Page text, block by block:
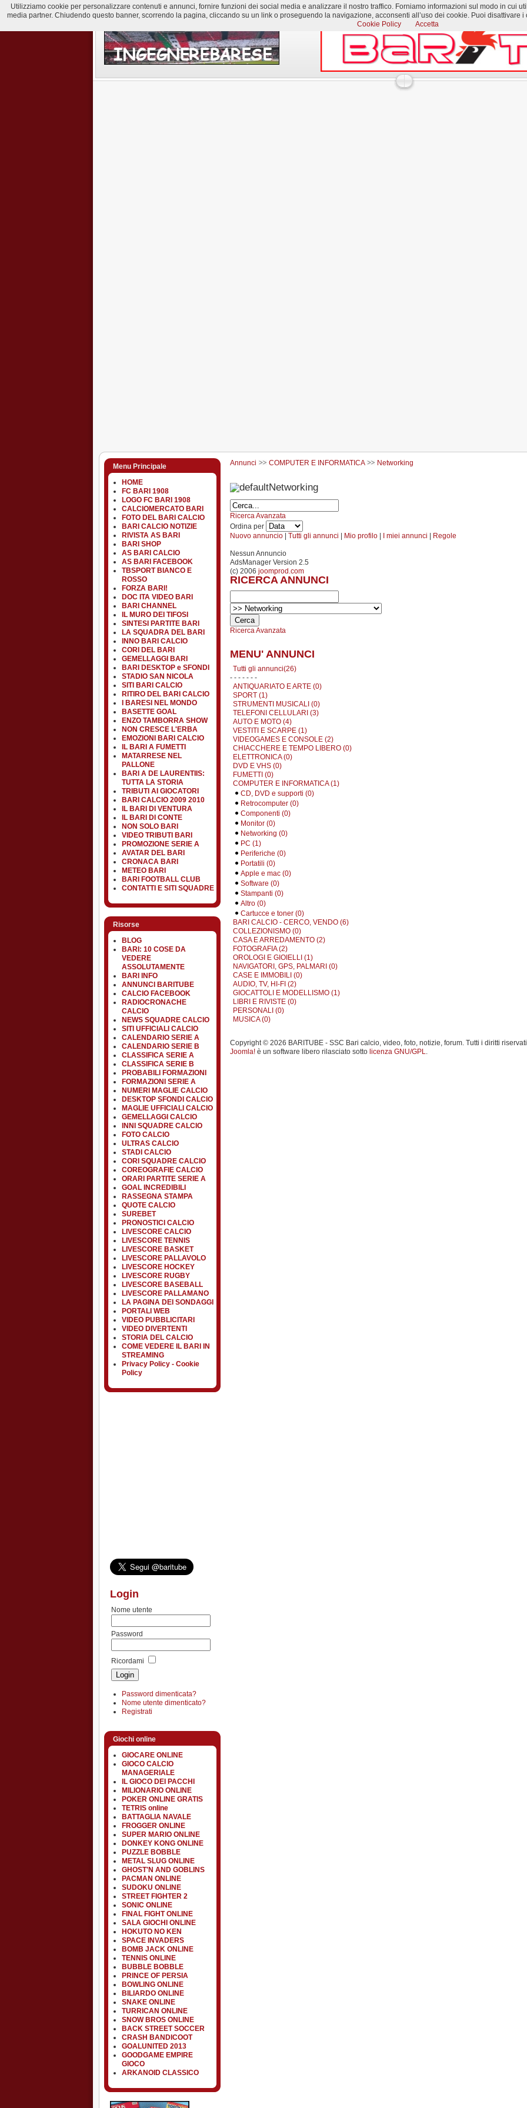
Menu Principale
HOME
FC BARI 1908
LOGO FC BARI 1908
CALCIOMERCATO BARI
FOTO DEL BARI CALCIO
BARI CALCIO NOTIZIE
RIVISTA AS BARI
BARI SHOP
AS BARI CALCIO
AS BARI FACEBOOK
TBSPORT BIANCO E
ROSSO
FORZA BARI!
DOC ITA VIDEO BARI
BARI CHANNEL
IL MURO DEI TIFOSI
SINTESI PARTITE BARI
LA SQUADRA DEL BARI
INNO BARI CALCIO
CORI DEL BARI
GEMELLAGGI BARI
BARI DESKTOP e SFONDI
STADIO SAN NICOLA
SITI BARI CALCIO
RITIRO DEL BARI CALCIO
I BARESI NEL MONDO
BASETTE GOAL
ENZO TAMBORRA SHOW
NON CRESCE L'ERBA
EMOZIONI BARI CALCIO
IL BARI A FUMETTI
MATARRESE NEL
PALLONE
BARI A DE LAURENTIIS:
TUTTA LA STORIA
TRIBUTI AI GIOCATORI
BARI CALCIO 2009 2010
IL BARI DI VENTURA
IL BARI DI CONTE
NON SOLO BARI
VIDEO TRIBUTI BARI
PROMOZIONE SERIE A
AVATAR DEL BARI
CRONACA BARI
METEO BARI
BARI FOOTBALL CLUB
CONTATTI E SITI SQUADRE
Risorse
BLOG
BARI: 10 COSE DA
VEDERE
ASSOLUTAMENTE
BARI INFO
ANNUNCI BARITUBE
CALCIO FACEBOOK
RADIOCRONACHE
CALCIO
NEWS SQUADRE CALCIO
SITI UFFICIALI CALCIO
CALENDARIO SERIE A
CALENDARIO SERIE B
CLASSIFICA SERIE A
CLASSIFICA SERIE B
PROBABILI FORMAZIONI
FORMAZIONI SERIE A
NUMERI MAGLIE CALCIO
DESKTOP SFONDI CALCIO
MAGLIE UFFICIALI CALCIO
GEMELLAGGI CALCIO
INNI SQUADRE CALCIO
FOTO CALCIO
ULTRAS CALCIO
STADI CALCIO
CORI SQUADRE CALCIO
COREOGRAFIE CALCIO
ORARI PARTITE SERIE A
GOAL INCREDIBILI
RASSEGNA STAMPA
QUOTE CALCIO
SUREBET
PRONOSTICI CALCIO
LIVESCORE CALCIO
LIVESCORE TENNIS
LIVESCORE BASKET
LIVESCORE PALLAVOLO
LIVESCORE HOCKEY
LIVESCORE RUGBY
LIVESCORE BASEBALL
LIVESCORE PALLAMANO
LA PAGINA DEI SONDAGGI
PORTALI WEB
VIDEO PUBBLICITARI
VIDEO DIVERTENTI
STORIA DEL CALCIO
COME VEDERE IL BARI IN
STREAMING
Privacy Policy - Cookie
Policy
Login
Nome utente
Password
Ricordami
Password dimenticata?
Nome utente dimenticato?
Registrati
Giochi online
GIOCARE ONLINE
GIOCO CALCIO
MANAGERIALE
IL GIOCO DEI PACCHI
MILIONARIO ONLINE
POKER ONLINE GRATIS
TETRIS online
BATTAGLIA NAVALE
FROGGER ONLINE
SUPER MARIO ONLINE
DONKEY KONG ONLINE
PUZZLE BOBBLE
METAL SLUG ONLINE
GHOST'N AND GOBLINS
PACMAN ONLINE
SUDOKU ONLINE
STREET FIGHTER 2
SONIC ONLINE
FINAL FIGHT ONLINE
SALA GIOCHI ONLINE
HOKUTO NO KEN
SPACE INVADERS
BOMB JACK ONLINE
TENNIS ONLINE
BUBBLE BOBBLE
PRINCE OF PERSIA
BOWLING ONLINE
BILIARDO ONLINE
SNAKE ONLINE
TURRICAN ONLINE
SNOW BROS ONLINE
BACK STREET SOCCER
CRASH BANDICOOT
GOALUNITED 2013
GOODGAME EMPIRE
GIOCO
ARKANOID CLASSICO
Annunci COMPUTER E INFORMATICA Networking
Networking
Ricerca Avanzata
Ordina per
Nuovo annuncio | Tutti gli annunci | Mio profilo | I miei annunci | Regole
Nessun Annuncio
AdsManager Version 2.5
(c) 2006 joomprod.com
RICERCA ANNUNCI
Ricerca Avanzata
MENU' ANNUNCI
Tutti gli annunci(26)
- - - - - - -
ANTIQUARIATO E ARTE (0)
SPORT (1)
STRUMENTI MUSICALI (0)
TELEFONI CELLULARI (3)
AUTO E MOTO (4)
VESTITI E SCARPE (1)
VIDEOGAMES E CONSOLE (2)
CHIACCHERE E TEMPO LIBERO (0)
ELETTRONICA (0)
DVD E VHS (0)
FUMETTI (0)
COMPUTER E INFORMATICA (1)
CD, DVD e supporti (0)
Retrocomputer (0)
Componenti (0)
Monitor (0)
Networking (0)
PC (1)
Periferiche (0)
Portatili (0)
Apple e mac (0)
Software (0)
Stampanti (0)
Altro (0)
Cartucce e toner (0)
BARI CALCIO - CERCO, VENDO (6)
COLLEZIONISMO (0)
CASA E ARREDAMENTO (2)
FOTOGRAFIA (2)
OROLOGI E GIOIELLI (1)
NAVIGATORI, GPS, PALMARI (0)
CASE E IMMOBILI (0)
AUDIO, TV, HI-FI (2)
GIOCATTOLI E MODELLISMO (1)
LIBRI E RIVISTE (0)
PERSONALI (0)
MUSICA (0)
Copyright © 2026 BARITUBE - SSC Bari calcio, video, foto, notizie, forum. Tutti i diritti
Joomla! è un software libero rilasciato sotto licenza GNU/GPL
Utilizziamo cookie per personalizzare contenuti e annunci, fornire funzioni dei social media e analizzare il nostro traffico. Forniamo informazioni sul modo in cui
media partner. Chiudendo questo banner, scorrendo la pagina, cliccando su un link o proseguendo la navigazione, acconsenti all’uso dei cookie. Puoi
Cookie Policy
Accetta